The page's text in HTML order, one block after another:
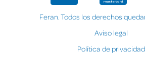
Feran. Todos los derechos
Aviso legal
Política de privacidad